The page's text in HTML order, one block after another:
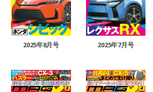
2025年8月号 2025年7月号